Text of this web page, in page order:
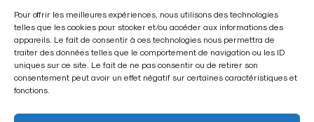
Pour offrir les meilleures expériences, nous utilisons des technologies
telles que les cookies pour stocker et/ou accéder aux informations des
appareils. Le fait de consentir à ces technologies nous permettra de
traiter des données telles que le comportement de navigation ou les ID
uniques sur ce site. Le fait de ne pas consentir ou de retirer son
consentement peut avoir un effet négatif sur certaines caractéristiques et
fonctions.